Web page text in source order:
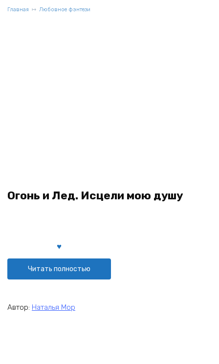
Главная Любовное фэнтези
Огонь и Лед. Исцели мою душу
Читать полностью
Автор: Наталья Мор